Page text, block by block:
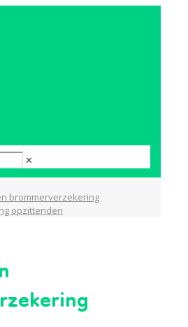
✕
brommerverzekering
opzittenden